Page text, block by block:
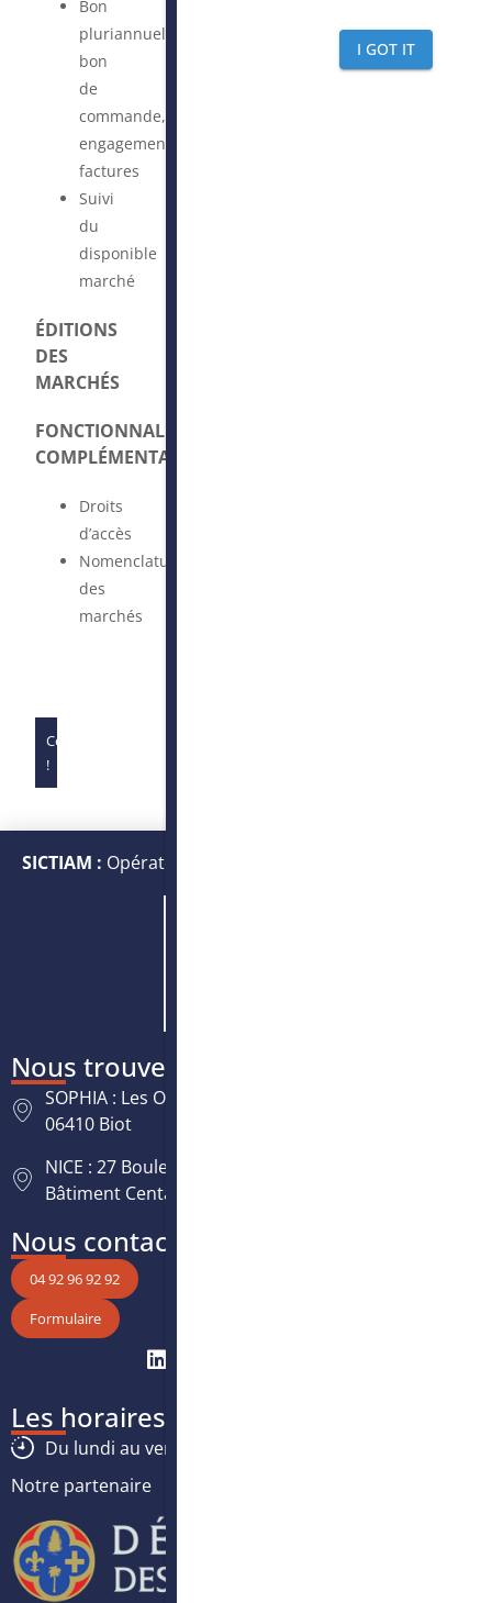
Bon
pluriannuel,
bon
de
commande,
engagement,
factures
Suivi
du
disponible
marché
ÉDITIONS
DES
MARCHÉS
FONCTIONNALITÉS
COMPLÉMENTAIRES
Droits
d’accès
Nomenclature
des
marchés
Complet
!
SICTIAM : Opérateur public de services numériques et
Nous trouver
SOPHIA : Les Oréades, 125 rue des Amandiers,
06410 Biot
NICE : 27 Boulevard Paul Montel Nice Leader -
Bâtiment Centaure, 06200 Nice
Nous contacter
04 92 96 92 92
Formulaire
Les horaires
Du lundi au vendredi :
Notre partenaire
I GOT IT